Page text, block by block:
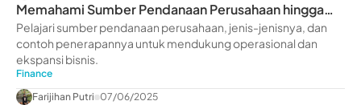
Memahami Sumber Pendanaan Perusahaan hingga
Contohnya
Pelajari sumber pendanaan perusahaan, jenis-jenisnya, dan
contoh penerapannya untuk mendukung operasional dan
ekspansi bisnis.
Finance
Farijihan Putri 07/06/2025